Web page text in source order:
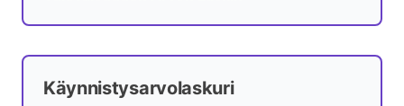
Käynnistysarvolaskuri